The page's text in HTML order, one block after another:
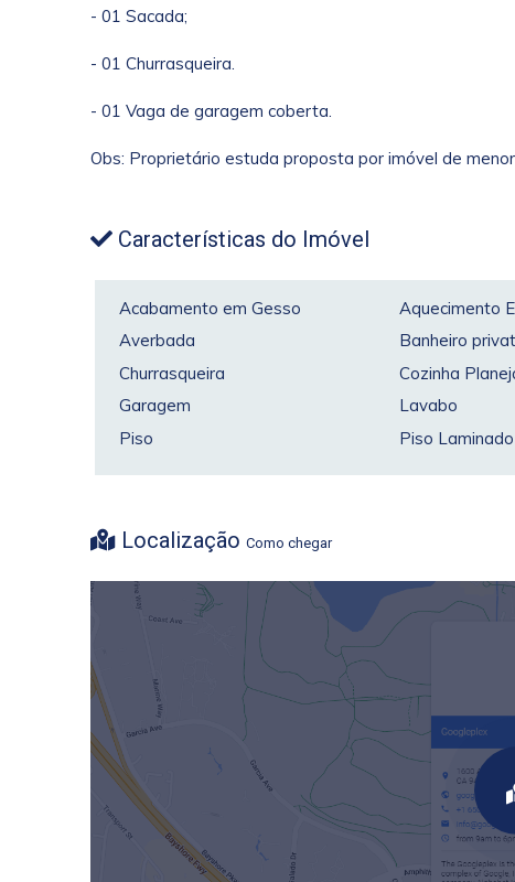
- 01 Sacada;
- 01 Churrasqueira.
- 01 Vaga de garagem coberta.
Obs: Proprietário estuda proposta por imóvel de
Características do Imóvel
Acabamento em Gesso Aquecimento
Averbada
Banheiro
Churrasqueira
Cozinha
Garagem
Lavabo
Piso
Piso Laminado
LocalizaçãoComo chegar